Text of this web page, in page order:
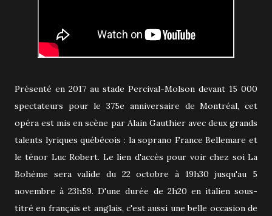
Présenté en 2017 au stade Percival-Molson devant 15 000
spectateurs pour le 375e anniversaire de Montréal, cet
opéra est mis en scène par Alain Gauthier avec deux grands
talents lyriques québécois : la soprano France Bellemare et
le ténor Luc Robert. Le lien d'accès pour voir chez soi La
Bohème sera valide du 22 octobre à 19h30 jusqu'au 5
novembre à 23h59. D'une durée de 2h20 en italien sous-
titré en français et anglais, c'est aussi une belle occasion de